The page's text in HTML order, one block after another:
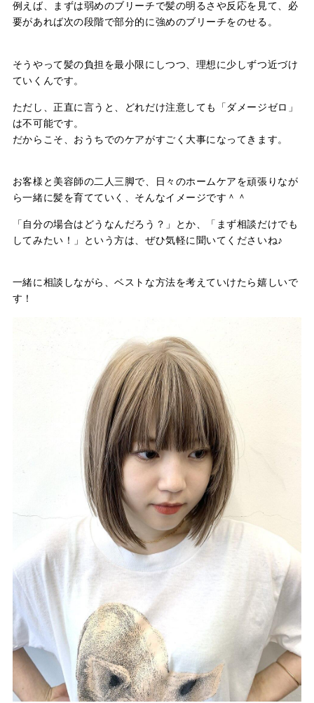
例えば、まずは弱めのブリーチで髪の明るさや反応を見て、必
要があれば次の段階で部分的に強めのブリーチをのせる。
そうやって髪の負担を最小限にしつつ、理想に少しずつ近づけ
ていくんです。
ただし、正直に言うと、どれだけ注意しても「ダメージゼロ」
は不可能です。
だからこそ、おうちでのケアがすごく大事になってきます。
お客様と美容師の二人三脚で、日々のホームケアを頑張りなが
ら一緒に髪を育てていく、そんなイメージです＾＾
「自分の場合はどうなんだろう？」とか、「まず相談だけでも
してみたい！」という方は、ぜひ気軽に聞いてくださいね♪
一緒に相談しながら、ベストな方法を考えていけたら嬉しいで
す！